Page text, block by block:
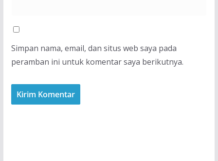
Simpan nama, email, dan situs web saya pada
peramban ini untuk komentar saya berikutnya.